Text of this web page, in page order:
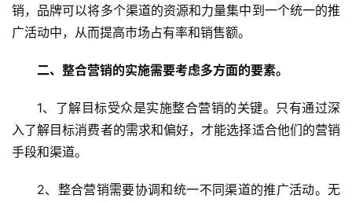
销，品牌可以将多个渠道的资源和力量集中到一个统一的推
广活动中，从而提高市场占有率和销售额。
二、整合营销的实施需要考虑多方面的要素。
1、了解目标受众是实施整合营销的关键。只有通过深
入了解目标消费者的需求和偏好，才能选择适合他们的营销
手段和渠道。
2、整合营销需要协调和统一不同渠道的推广活动。无